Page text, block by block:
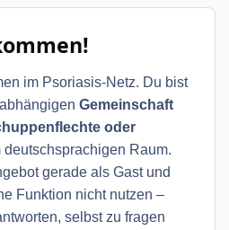
im Psoriasis-Netz. Du bist
Gemeinschaft
oder
deutschsprachigen Raum.
gerade als Gast und
Funktion nicht nutzen –
selbst zu fragen